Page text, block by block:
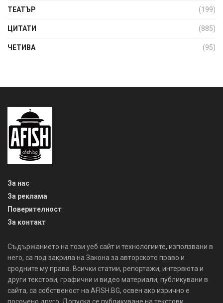
ТЕАТЪР (199)
ЦИТАТИ (885)
ЧЕТИВА (95)
За нас
За реклама
Поверителност
За контакт
Съдържанието на този уеб сайт и технологиите, използвани в
него, са под закрила на Закона за авторското право и
сродните му права. Всички статии, репортажи, интервюта и
други текстови, графични и видео материали, публикувани в
сайта, са собственост на AFISH.BG, освен ако изрично е
посочено друго. Допуска се публикуване на текстови